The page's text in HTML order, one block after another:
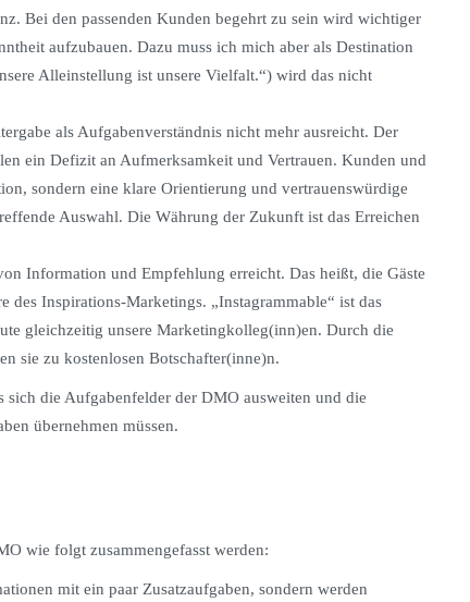
Bei den passenden Kunden begehrt zu sein wird wichtiger
aufzubauen. Dazu muss ich mich aber als Destination
Alleinstellung ist unsere Vielfalt.“) wird das nicht
als Aufgabenverständnis nicht mehr ausreicht. Der
ein Defizit an Aufmerksamkeit und Vertrauen. Kunden und
sondern eine klare Orientierung und vertrauenswürdige
Auswahl. Die Währung der Zukunft ist das Erreichen
Information und Empfehlung erreicht. Das heißt, die Gäste
des Inspirations-Marketings. „Instagrammable“ ist das
gleichzeitig unsere Marketingkolleg(inn)en. Durch die
sie zu kostenlosen Botschafter(inne)n.
die Aufgabenfelder der DMO ausweiten und die
übernehmen müssen.
wie folgt zusammengefasst werden:
mit ein paar Zusatzaufgaben, sondern werden